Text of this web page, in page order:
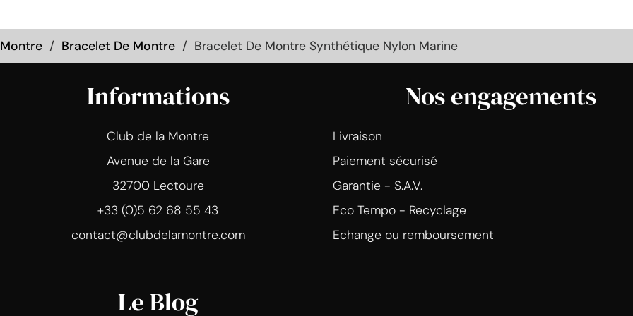
Bracelet De Montre Bracelet De Montre Synthétique Nylon Marine
Informations
Club de la Montre
Avenue de la Gare
32700 Lectoure
+33 (0)5 62 68 55 43
contact@clubdelamontre.com
Nos engagements
Livraison
Paiement sécurisé
Garantie - S.A.V.
Eco Tempo - Recyclage
Echange ou remboursement
Le Blog